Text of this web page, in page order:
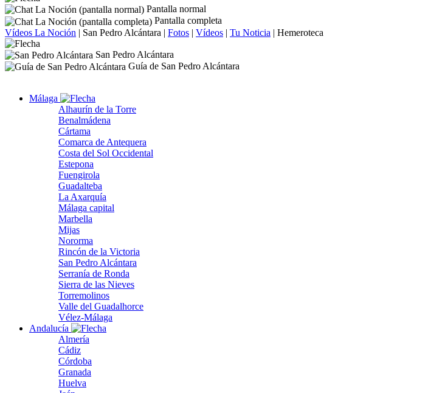
Pantalla normal
Pantalla completa
Vídeos La Noción | San Pedro Alcántara | Fotos | Vídeos | Tu Noticia | Hemeroteca
San Pedro Alcántara
Guía de San Pedro Alcántara
Málaga
Alhaurín de la Torre
Benalmádena
Cártama
Comarca de Antequera
Costa del Sol Occidental
Estepona
Fuengirola
Guadalteba
La Axarquía
Málaga capital
Marbella
Mijas
Nororma
Rincón de la Victoria
San Pedro Alcántara
Serranía de Ronda
Sierra de las Nieves
Torremolinos
Valle del Guadalhorce
Vélez-Málaga
Andalucía
Almería
Cádiz
Córdoba
Granada
Huelva